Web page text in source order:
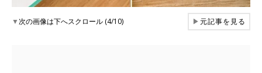
▼次の画像は下へスクロール (4/10) ▶元記事を見る